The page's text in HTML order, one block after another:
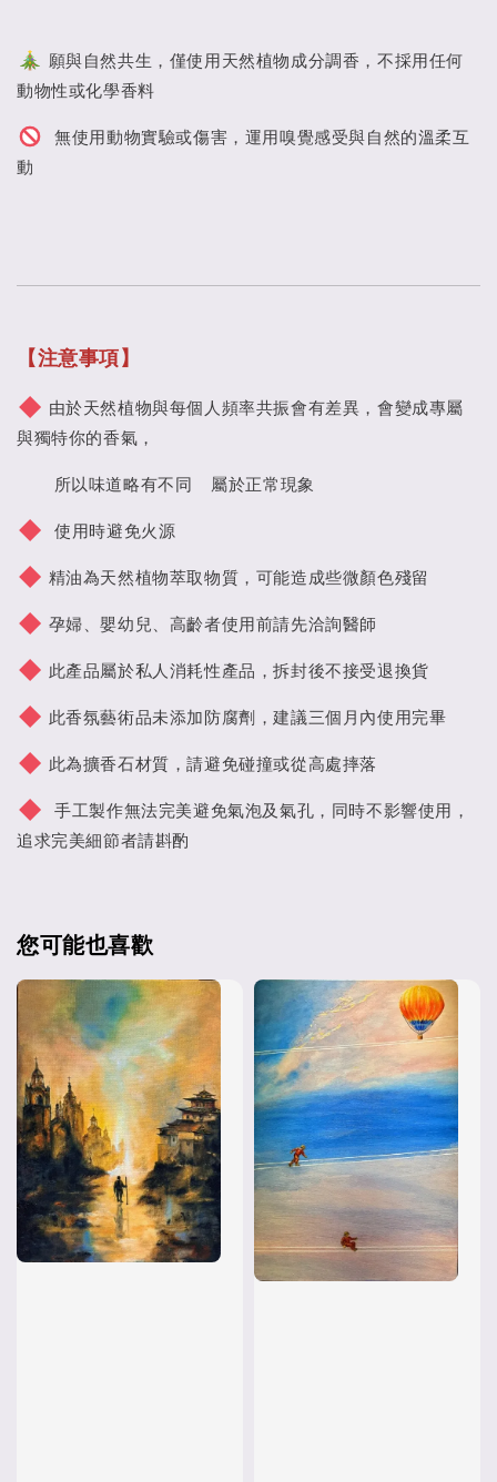
願與自然共生，僅使用天然植物成分調香，不採用任何
動物性或化學香料
無使用動物實驗或傷害，運用嗅覺感受與自然的溫柔互
動
【注意事項】
由於天然植物與每個人頻率共振會有差異，會變成專屬
與獨特你的香氣，
所以味道略有不同 屬於正常現象
使用時避免火源
精油為天然植物萃取物質，可能造成些微顏色殘留
孕婦、嬰幼兒、高齡者使用前請先洽詢醫師
此產品屬於私人消耗性產品，拆封後不接受退換貨
此香氛藝術品未添加防腐劑，建議三個月內使用完畢
此為擴香石材質，請避免碰撞或從高處摔落
手工製作無法完美避免氣泡及氣孔，同時不影響使用，
追求完美細節者請斟酌
您可能也喜歡